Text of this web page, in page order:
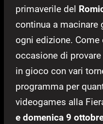
primaverile del
continua a macinare
ogni edizione.
occasione di
in gioco con vari
programma per
videogames alla
e domenica 9